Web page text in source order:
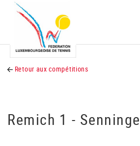
Retour aux compétitions
Remich 1 -